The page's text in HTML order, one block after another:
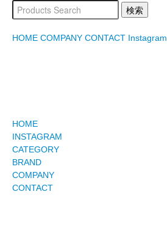
HOME COMPANY CONTACT Instagram
HOME
INSTAGRAM
CATEGORY
BRAND
COMPANY
CONTACT